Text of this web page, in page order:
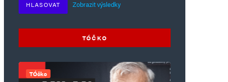
HLASOVAT Zobrazit výsledky
TÓČKO
TÓčko